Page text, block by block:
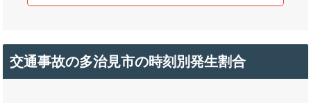
交通事故の多治見市の時刻別発生割合